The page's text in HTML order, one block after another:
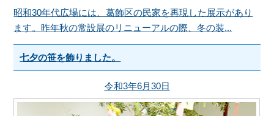
昭和30年代広場には、葛飾区の民家を再現した展示があり
ます。昨年秋の常設展のリニューアルの際、冬の装...
七夕の笹を飾りました。
令和3年6月30日